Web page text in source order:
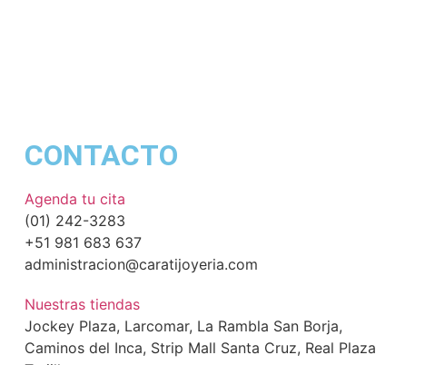
CONTACTO
Agenda tu cita
(01) 242-3283
+51 981 683 637
administracion@caratijoyeria.com
Nuestras tiendas
Jockey Plaza, Larcomar, La Rambla San Borja,
Caminos del Inca, Strip Mall Santa Cruz, Real Plaza